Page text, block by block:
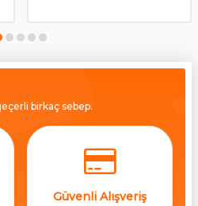
birkaç sebep.
Güvenli Alışveriş